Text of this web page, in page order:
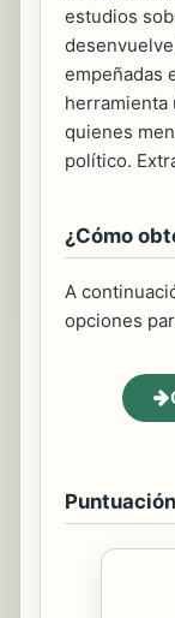
estudios
empeñadas
herramienta
quienes
político.
¿Cómo
A
opciones
Puntuación